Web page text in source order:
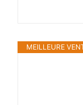
MEILLEURE